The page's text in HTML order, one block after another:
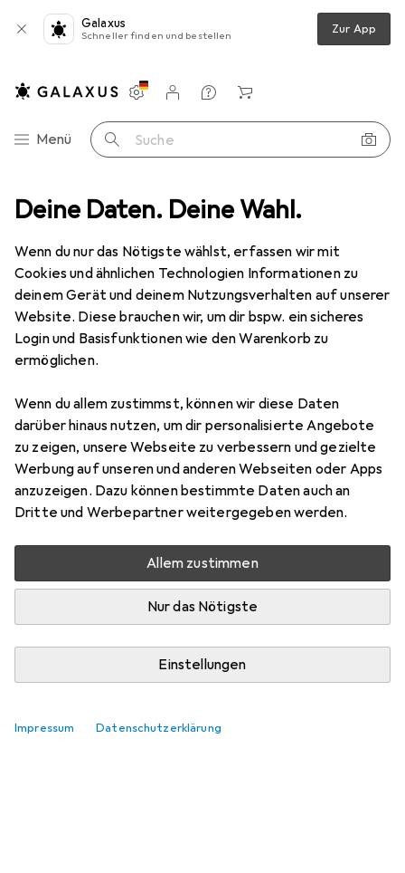
Deine Daten. Deine Wahl.
Wenn du nur das Nötigste wählst, erfassen wir mit
Cookies und ähnlichen Technologien Informationen zu
deinem Gerät und deinem Nutzungsverhalten auf unserer
Website. Diese brauchen wir, um dir bspw. ein sicheres
Login und Basisfunktionen wie den Warenkorb zu
ermöglichen.
Wenn du allem zustimmst, können wir diese Daten
darüber hinaus nutzen, um dir personalisierte Angebote
zu zeigen, unsere Webseite zu verbessern und gezielte
Werbung auf unseren und anderen Webseiten oder Apps
anzuzeigen. Dazu können bestimmte Daten auch an
Dritte und Werbepartner weitergegeben werden.
Allem zustimmen
Nur das Nötigste
Einstellungen
Impressum Datenschutzerklärung
Galaxus
Schneller finden und bestellen Zur App
Navigation nach Kategorien
Menü Suche
Einstellungen
Kundenkonto
Vergleichslisten
Merklisten
Warenkorb
Mico
Kategorien anzeigen
Diese Marke gefällt mir